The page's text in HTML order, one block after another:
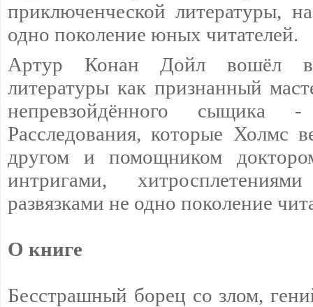
приключенческой литературы,
одно поколение юных читателей.
Артур Конан Дойл вошёл
литературы как признанный
непревзойдённого сыщика
Расследования, которые Холмс
другом и помощником
интригами,
развязками не одно поколение
О книге
Бесстрашный борец со злом,